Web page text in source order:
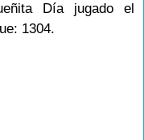
Día jugado el
1304.